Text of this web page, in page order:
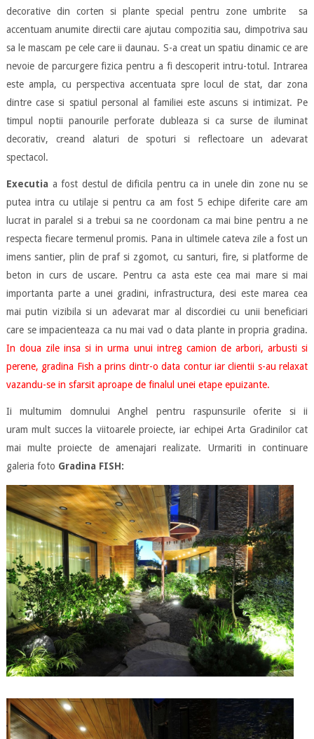
decorative din corten si plante special pentru zone umbrite sa
accentuam anumite directii care ajutau compozitia sau, dimpotriva sau
sa le mascam pe cele care ii daunau. S-a creat un spatiu dinamic ce are
nevoie de parcurgere fizica pentru a fi descoperit intru-totul. Intrarea
este ampla, cu perspectiva accentuata spre locul de stat, dar zona
dintre case si spatiul personal al familiei este ascuns si intimizat. Pe
timpul noptii panourile perforate dubleaza si ca surse de iluminat
decorativ, creand alaturi de spoturi si reflectoare un adevarat
spectacol.
Executia a fost destul de dificila pentru ca in unele din zone nu se
putea intra cu utilaje si pentru ca am fost 5 echipe diferite care am
lucrat in paralel si a trebui sa ne coordonam ca mai bine pentru a ne
respecta fiecare termenul promis. Pana in ultimele cateva zile a fost un
imens santier, plin de praf si zgomot, cu santuri, fire, si platforme de
beton in curs de uscare. Pentru ca asta este cea mai mare si mai
importanta parte a unei gradini, infrastructura, desi este marea cea
mai putin vizibila si un adevarat mar al discordiei cu unii beneficiari
care se impacienteaza ca nu mai vad o data plante in propria gradina.
In doua zile insa si in urma unui intreg camion de arbori, arbusti si
perene, gradina Fish a prins dintr-o data contur iar clientii s-au relaxat
vazandu-se in sfarsit aproape de finalul unei etape epuizante.
Ii multumim domnului Anghel pentru raspunsurile oferite si ii
uram mult succes la viitoarele proiecte, iar echipei Arta Gradinilor cat
mai multe proiecte de amenajari realizate. Urmariti in continuare
galeria foto Gradina FISH: